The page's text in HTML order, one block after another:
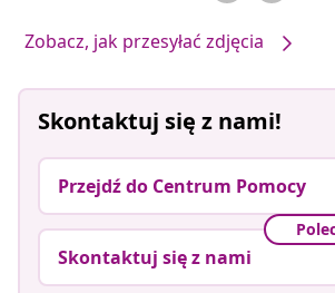
Zobacz, jak przesyłać zdjęcia
Skontaktuj się z nami!
Przejdź do Centrum Pomocy
Skontaktuj się z nami